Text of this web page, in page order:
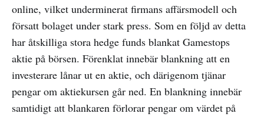
online, vilket underminerat firmans affärsmodell och
försatt bolaget under stark press. Som en följd av detta
har åtskilliga stora hedge funds blankat Gamestops
aktie på börsen. Förenklat innebär blankning att en
investerare lånar ut en aktie, och därigenom tjänar
pengar om aktiekursen går ned. En blankning innebär
samtidigt att blankaren förlorar pengar om värdet på